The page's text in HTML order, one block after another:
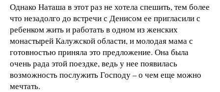
Однако Наташа в этот раз не хотела спешить, тем более
что незадолго до встречи с Денисом ее пригласили с
ребенком жить и работать в одном из женских
монастырей Калужской области, и молодая мама с
готовностью приняла это предложение. Она была
очень рада этой поездке, ведь у нее появилась
возможность послужить Господу – о чем еще можно
мечтать.